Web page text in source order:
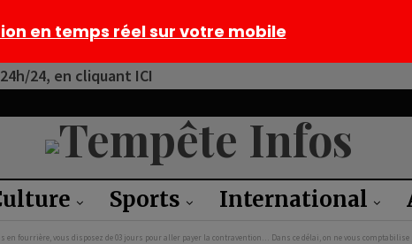
24, en cliquant ICI
Sports International
en fourrière, vous disposez de 03 jours pour aller payer la contravention… Dans ce délai, on ne vous
en temps réel sur votre mobile